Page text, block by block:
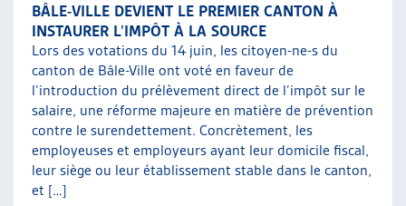
NOS PUBLICATIONS
ARTICLES
DOSSIERS DU MOIS
VEILLE
RESSOURCES
THÉMATIQUES
BÂLE-VILLE DEVIENT LE PREMIER CANTON À
INSTAURER L’IMPÔT À LA SOURCE
Lors des votations du 14 juin, les citoyen-ne-s du
canton de Bâle-Ville ont voté en faveur de
l’introduction du prélèvement direct de l’impôt sur le
salaire, une réforme majeure en matière de prévention
contre le surendettement. Concrètement, les
employeuses et employeurs ayant leur domicile fiscal,
leur siège ou leur établissement stable dans le canton,
et […]